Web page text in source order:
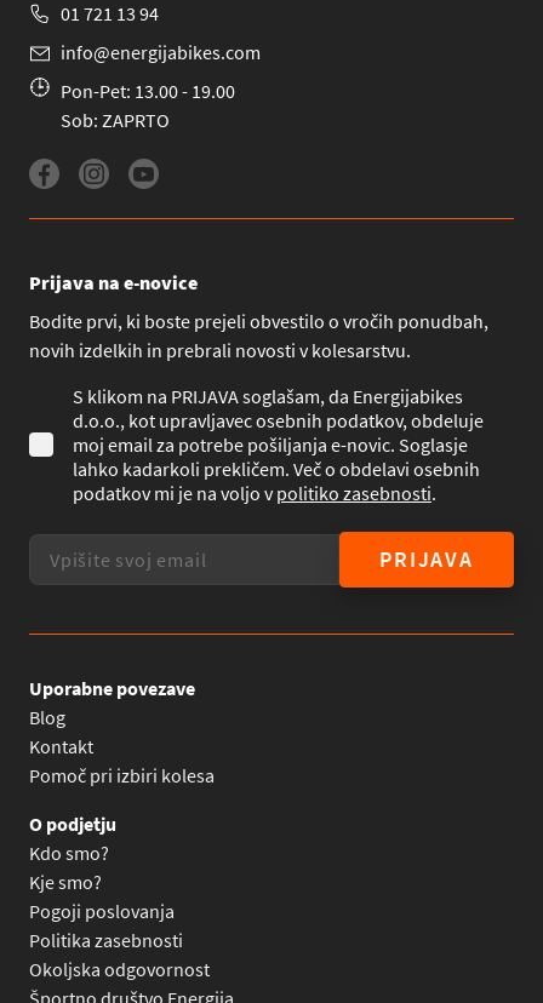
01 721 13 94
info@energijabikes.com
Pon-Pet: 13.00 - 19.00
Sob: ZAPRTO
Prijava na e-novice
Bodite prvi, ki boste prejeli obvestilo o vročih ponudbah,
novih izdelkih in prebrali novosti v kolesarstvu.
S klikom na PRIJAVA soglašam, da Energijabikes
d.o.o., kot upravljavec osebnih podatkov, obdeluje
moj email za potrebe pošiljanja e-novic. Soglasje
lahko kadarkoli prekličem. Več o obdelavi osebnih
podatkov mi je na voljo vpolitiko zasebnosti.
PRIJAVA
Uporabne povezave
Blog
Kontakt
Pomoč pri izbiri kolesa
O podjetju
Kdo smo?
Kje smo?
Pogoji poslovanja
Politika zasebnosti
Okoljska odgovornost